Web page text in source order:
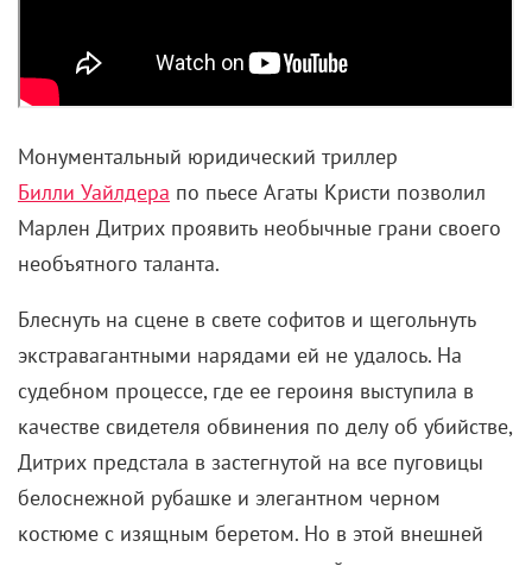
Монументальный юридический триллер
Билли Уайлдера по пьесе Агаты Кристи позволил
Марлен Дитрих проявить необычные грани своего
необъятного таланта.
Блеснуть на сцене в свете софитов и щегольнуть
экстравагантными нарядами ей не удалось. На
судебном процессе, где ее героиня выступила в
качестве свидетеля обвинения по делу об убийстве,
Дитрих предстала в застегнутой на все пуговицы
белоснежной рубашке и элегантном черном
костюме с изящным беретом. Но в этой внешней